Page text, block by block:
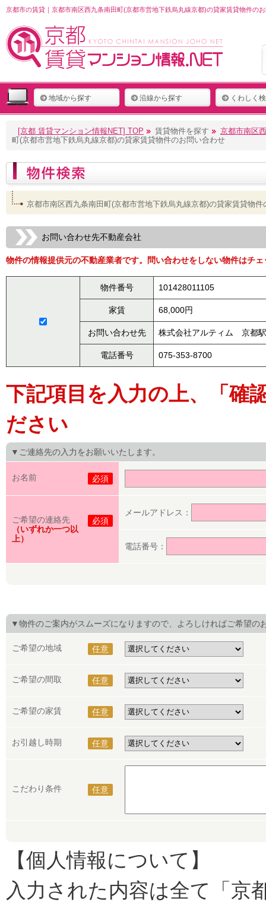
京都市の賃貸｜京都市南区西九条南田町(京都市営地下鉄烏丸線京都)の貸家賃貸物件の
地域から探す 沿線から探す くわしく
[京都 賃貸マンション情報NET] TOP 賃貸物件を探す
京都市南区
町(京都市営地下鉄烏丸線京都)の貸家賃貸物件のお問い合わせ
京都市南区西九条南田町(京都市営地下鉄烏丸線京都)の貸家賃貸物
お問い合わせ先不動産会社
物件の情報提供元の不動産業者です。問い合わせをしない物件はチ
物件番号 101428011105
家賃 68,000円
お問い合わせ先 株式会社アルティム 京都
電話番号 075-353-8700
下記項目を入力の上、「確
ださい
▼ご連絡先の入力をお願いいたします。
お名前 必須
ご希望の連絡先
必須
（いずれか一つ以
上）
メールアドレス：
電話番号：
▼物件のご案内がスムーズになりますので、よろしければご希望の
ご希望の地域 任意
ご希望の間取 任意
ご希望の家賃 任意
お引越し時期 任意
こだわり条件 任意
【個人情報について】
入力された内容は全て「京